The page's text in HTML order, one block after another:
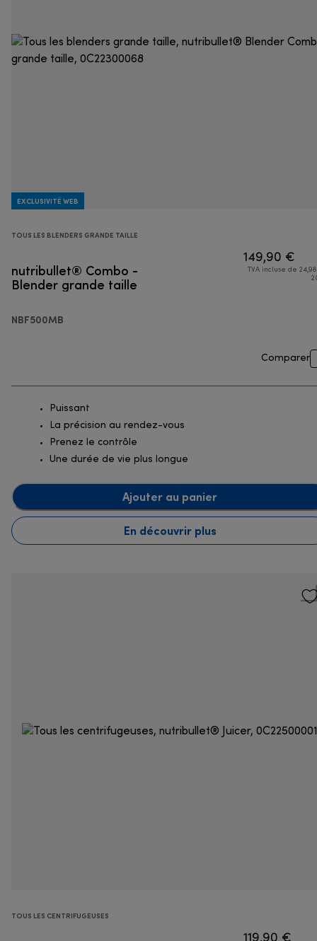
EXCLUSIVITÉ WEB
TOUS LES BLENDERS GRANDE TAILLE
nutribullet® Combo -
Blender grande taille
NBF500MB
149,90 €
TVA incluse de
Comparer
Puissant
La précision au rendez-vous
Prenez le contrôle
Une durée de vie plus longue
Ajouter au panier
En découvrir plus
TOUS LES CENTRIFUGEUSES